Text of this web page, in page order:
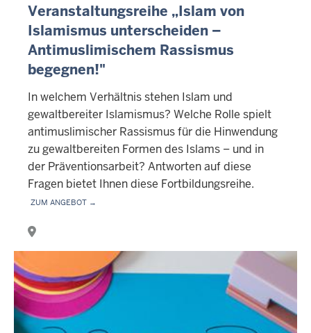
Veranstaltungsreihe „Islam von
Islamismus unterscheiden –
Antimuslimischem Rassismus
begegnen!"
In welchem Verhältnis stehen Islam und
gewaltbereiter Islamismus? Welche Rolle spielt
antimuslimischer Rassismus für die Hinwendung
zu gewaltbereiten Formen des Islams – und in
der Präventionsarbeit? Antworten auf diese
Fragen bietet Ihnen diese Fortbildungsreihe.
Zum Angebot →